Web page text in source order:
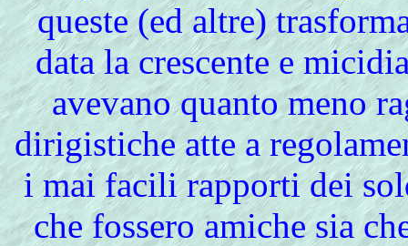
queste (ed altre)
data la crescente e
avevano quanto meno
dirigistiche atte a
i mai facili rapporti dei
che fossero amiche sia